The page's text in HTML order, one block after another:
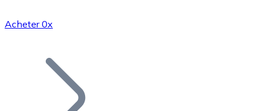
Bitcoin
Acheter 0x